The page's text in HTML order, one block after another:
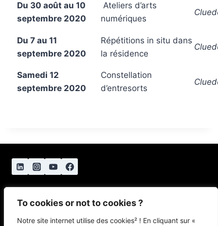
To cookies or not to cookies ?
Notre site internet utilise des cookies² ! En cliquant sur «
Du 30 août au 10
septembre 2020
Ateliers d’arts
numériques
Du 7 au 11
septembre 2020
Répétitions in situ dans
la résidence
Samedi 12
septembre 2020
Constellation
d’entresorts